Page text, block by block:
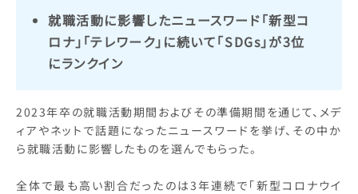
就職活動に影響したニュースワード「新型コ
ロナ」「テレワーク」に続いて「SDGs」が3位
にランクイン
2023年卒の就職活動期間およびその準備期間を通じて、メデ
ィアやネットで話題になったニュースワードを挙げ、その中か
ら就職活動に影響したものを選んでもらった。
全体で最も高い割合だったのは3年連続で「新型コロナウイ